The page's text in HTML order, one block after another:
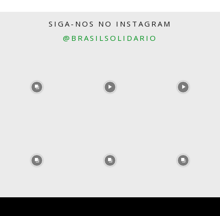
SIGA-NOS NO INSTAGRAM
@BRASILSOLIDARIO